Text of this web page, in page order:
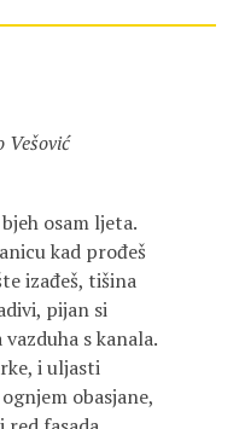
Vešović
osam ljeta.
kad prođeš
izađeš, tišina
pijan si
s kanala.
i uljasti
obasjane,